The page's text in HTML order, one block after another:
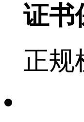
证书
正规